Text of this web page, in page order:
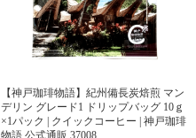
【神戸珈琲物語】紀州備長炭焙煎 マン
デリン グレード1 ドリップバッグ 10ｇ
×1パック | クイックコーヒー | 神戸珈琲